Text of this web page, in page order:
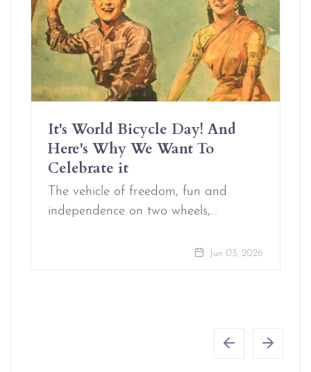
It's World Bicycle Day! And
Here's Why We Want To
Celebrate it
The vehicle of freedom, fun and
independence on two wheels,…
Jun 03, 2026